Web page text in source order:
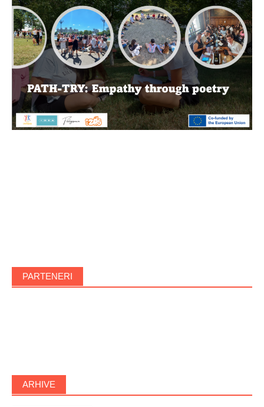
PARTENERI
ARHIVE